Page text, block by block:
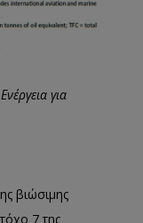
για
βιώσιμης
7 της